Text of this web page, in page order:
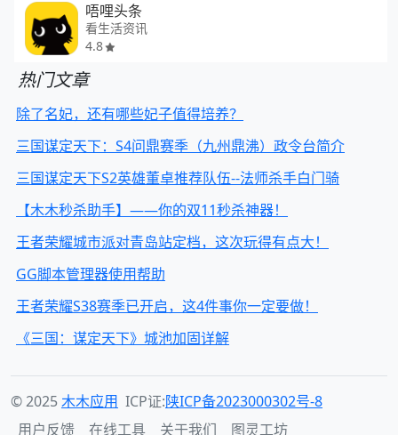
唔哩头条
看生活资讯
4.8
热门文章
除了名妃，还有哪些妃子值得培养？
三国谋定天下：S4问鼎赛季（九州鼎沸）政令台简介
三国谋定天下S2英雄董卓推荐队伍--法师杀手白门骑
【木木秒杀助手】——你的双11秒杀神器！
王者荣耀城市派对青岛站定档，这次玩得有点大！
GG脚本管理器使用帮助
王者荣耀S38赛季已开启，这4件事你一定要做！
《三国：谋定天下》城池加固详解
© 2025木木应用 ICP证:陕ICP备2023000302号-8
用户反馈
在线工具 关于我们 图灵工坊